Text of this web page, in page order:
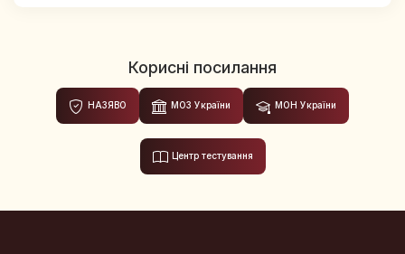
Корисні посилання
НАЗЯВО МОЗ України МОН України
Центр тестування